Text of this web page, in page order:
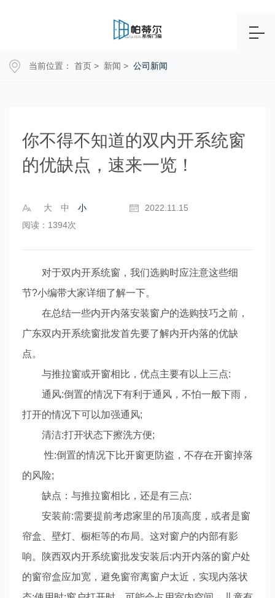
当前位置： 首页 > 新闻 > 公司新闻
你不得不知道的双内开系统窗
的优缺点，速来一览！
大 中 小
2022.11.15
阅读：1394次
对于双内开系统窗，我们选购时应注意这些细
节?小编带大家详细了解一下。
在总结一些内开内落安装窗户的选购技巧之前，
广东双内开系统窗批发首先要了解内开内落的优缺
点。
与推拉窗或开窗相比，优点主要有以上三点:
通风:倒置的情况下有利于通风，不怕一般下雨，
打开的情况下可以加强通风;
清洁:打开状态下擦洗方便;
性:倒置的情况下比开窗更防盗，不存在开窗掉落
的风险;
缺点：与推拉窗相比，还是有三点:
安装前:需要提前考虑家里的吊顶高度，或者是窗
帘盒、壁灯、橱柜等的布局。这对窗户的内部有影
响。陕西双内开系统窗批发安装后:内开内落的窗户处
的窗帘盒应加宽，避免窗帘离窗户太近，实现内落状